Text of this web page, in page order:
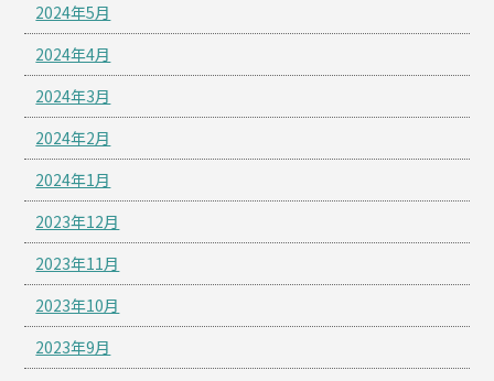
2024年5月
2024年4月
2024年3月
2024年2月
2024年1月
2023年12月
2023年11月
2023年10月
2023年9月